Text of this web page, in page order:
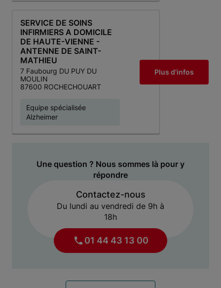
SERVICE DE SOINS
INFIRMIERS A DOMICILE
DE HAUTE-VIENNE -
ANTENNE DE SAINT-
MATHIEU
7 Faubourg DU PUY DU
MOULIN
87600 ROCHECHOUART
Equipe spécialisée
Alzheimer
Plus d'infos
Une question ? Nous sommes là pour y
répondre
Contactez-nous
Du lundi au vendredi de 9h à
18h
01 44 43 13 00